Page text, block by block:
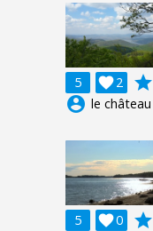
5 2

grade
account_circle le château
5 0

grade